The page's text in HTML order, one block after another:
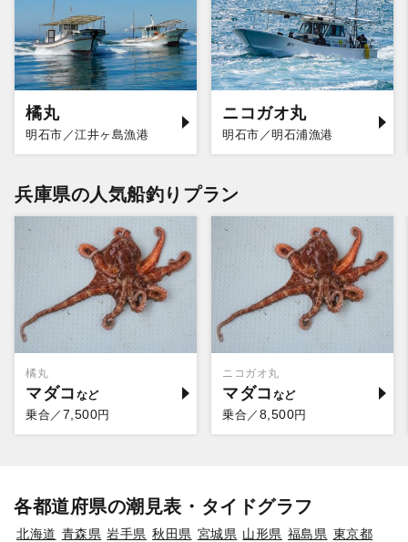
橘丸
明石市／江井ヶ島漁港
ニコガオ丸
明石市／明石浦漁港
兵庫県の人気船釣りプラン
橘丸
マダコ
乗合／ 7,500円
ニコガオ丸
マダコ
乗合／ 8,500円
各都道府県の潮見表・タイドグラフ
北海道 青森県 岩手県 秋田県 宮城県 山形県 福島県 東京都